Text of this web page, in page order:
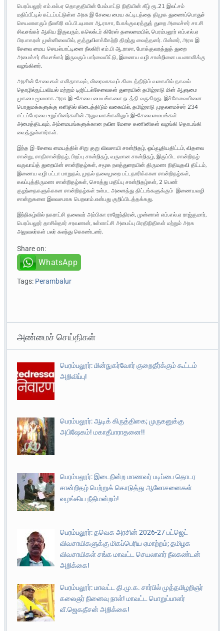
பெரம்பலூர் எம்.எல்.ஏ தொகுதியின் மேம்பாட்டு நிதியின் கீழ் ரூ.21 இலட்சம்
மதிப்பீட்டில் கட்டப்பட்டுள்ள அரசு இ சேவை மைய கட்டிடத்தை திமுக துணைப்பொதுச்
செயலாளரும் நீலகிரி எம்.பி.யுமான ஆ.ராசா, போக்குவரத்துத் துறை அமைச்சர் சா.சி
சிவசங்கர் ஆகிய இருவரும், கலெக்டர் கிரேஸ் தலைமையில், பெரம்பலூர் எம்.எல்.ஏ
பிரபாகரன் முன்னிலையில், குத்துவிளக்கேற்றி திறந்து வைத்தனர். பின்னர், அரசு இ
சேவை மைய செயல்பாட்டினை நீலகிரி எம்.பி ஆ.ராசா, போக்குவரத்துத் துறை
அமைச்சர் சிவசங்கர் இருவரும் பார்வையிட்டு, இணைய வழி சான்றினை பயனாளிக்கு
வழங்கினர்.
அரசின் சேவைகள் எளிதாகவும், விரைவாகவும் கிடைத்திடும் வகையில் தகவல்
தொழில்நுட்பவியல் மற்றும் டிஜிட்டல்சேவைகள் துறையின் தமிழ்நாடு மின் ஆளுமை
முகமை மூலமாக அரசு இ -சேவை மையங்களை நடத்தி வருகிறது. இச்சேவையினை
பொதுமக்களுக்கு எளிதில் கிடைத்திடும் வகையில், தமிழ்நாடு முதலமைச்சர் 234
சட்டப்பேரவை உறுப்பினர்களின் அலுவலகங்களிலும் இ-சேவைமையங்கள்
அமைத்திடவும், அம்மையங்களுக்கான நவீன மேசை கணினிகள் வழங்கி தொடங்கி
வைத்துள்ளார்கள்.
இந்த இ-சேவை மையத்தில் சிறு குறு விவசாயி சான்றிதழ், ஓய்வூதியதிட்டம், விதவை
சான்று, சாதிசான்றிதழ், பிறப்பு சான்றிதழ், வருமான சான்றிதழ், இருப்பிட சான்றிதழ்
வருவாய்த் துறையின் சான்றிதழ்கள், சமூக நலத்துறையின் திருமண நிதியுதவி திட்டம்,
இணைய வழி பட்டா மாறுதல், முதல் தலைமுறை பட்டதாரிக்கான சான்றிதழ்கள்,
கலப்புத்திருமண சான்றிதழ்கள், சொத்து மதிப்பு சான்றிதழ்கள், 2 பெண்
குழந்தைகளுக்கான சான்றிதழ்கள் உள்பட அனைத்து திட்டங்களுக்கும் இணையவழி
சான்றுகளை இலவசமாக பெறலாம்.என்பது குறிப்பிடத்தக்கது.
இந்நிகழ்வில் நகராட்சி தலைவர் அம்பிகா ராஜேந்திரன், முன்னாள் எம்.எல்.ஏ ராஜ்குமார்,
பெரம்பலூர் தாசில்தார் சரவணன், உள்ளாட்சி அமைப்பு பிரதிநிதிகள் மற்றும் அரசு
அலுவலர்கள் பலர் கலந்து கொண்டனர்.
Share on:
WhatsApp
Tags: Perambalur
அண்மைச் செய்திகள்
பெரம்பலூர்: மின்நுகர்வோர் குறைதீர்க்கும் கூட்டம்
அறிவிப்பு!
பெரம்பலூர்: ஆடிக் கிருத்திகை; முருகனுக்கு
அபிஷேகம்! மகாதீபாராதனை!!
பெரம்பலூர்: இடைநின்ற மாணவர் படிப்பை தொடர
சான்றிதழ் பெற்றுக் கொடுத்து ஆலோசனைகள்
வழங்கிய நீதிமன்றம்!
பெரம்பலூர்: தவெக அரசின் 2026-27 பட்ஜெட்
விவசாயிகளுக்கு மிகப்பெரிய ஏமாற்றம்; தமிழக
விவசாயிகள் சங்க மாவட்ட செயலாளர் நீலகண்டன்
அறிக்கை!
பெரம்பலூர்: மாவட்ட தி.மு.க. சார்பில் முத்தமிழறிஞர்
கலைஞர் நினைவு நாள்! மாவட்ட பொறுப்பாளர்
வீ.ஜெகதீசன் அறிக்கை!